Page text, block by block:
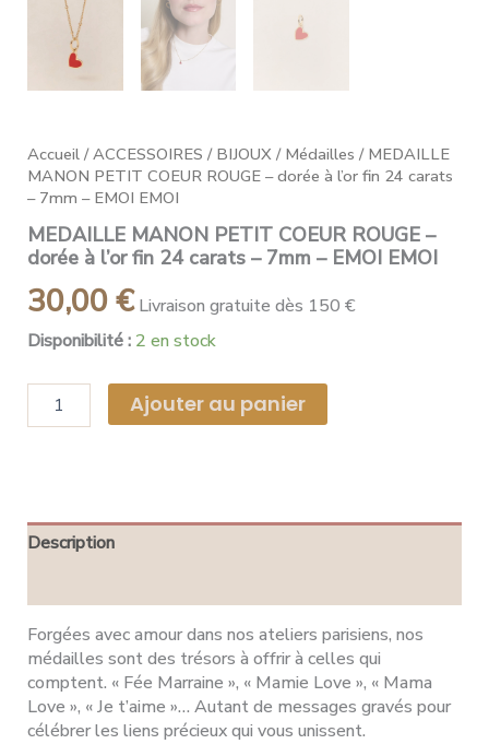
Accueil /ACCESSOIRES / BIJOUX / Médailles / MEDAILLE
MANON PETIT COEUR ROUGE – dorée à l’or fin 24 carats
– 7mm – EMOI EMOI
MEDAILLE MANON PETIT COEUR ROUGE –
dorée à l’or fin 24 carats – 7mm – EMOI EMOI
30,00€ Livraison gratuite dès 150 €
Disponibilité : 2 en stock
Ajouter au panier
Description
Forgées avec amour dans nos ateliers parisiens, nos
médailles sont des trésors à offrir à celles qui
comptent. « Fée Marraine », « Mamie Love », « Mama
Love », « Je t’aime »… Autant de messages gravés pour
célébrer les liens précieux qui vous unissent.